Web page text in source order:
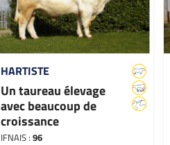
HARTISTE
Un taureau élevage
avec beaucoup de
croissance
IFNAIS :96